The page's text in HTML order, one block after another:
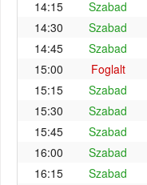
14:15
Szabad
14:30
Szabad
14:45
Szabad
15:00
Foglalt
15:15
Szabad
15:30
Szabad
15:45
Szabad
16:00
Szabad
16:15
Szabad